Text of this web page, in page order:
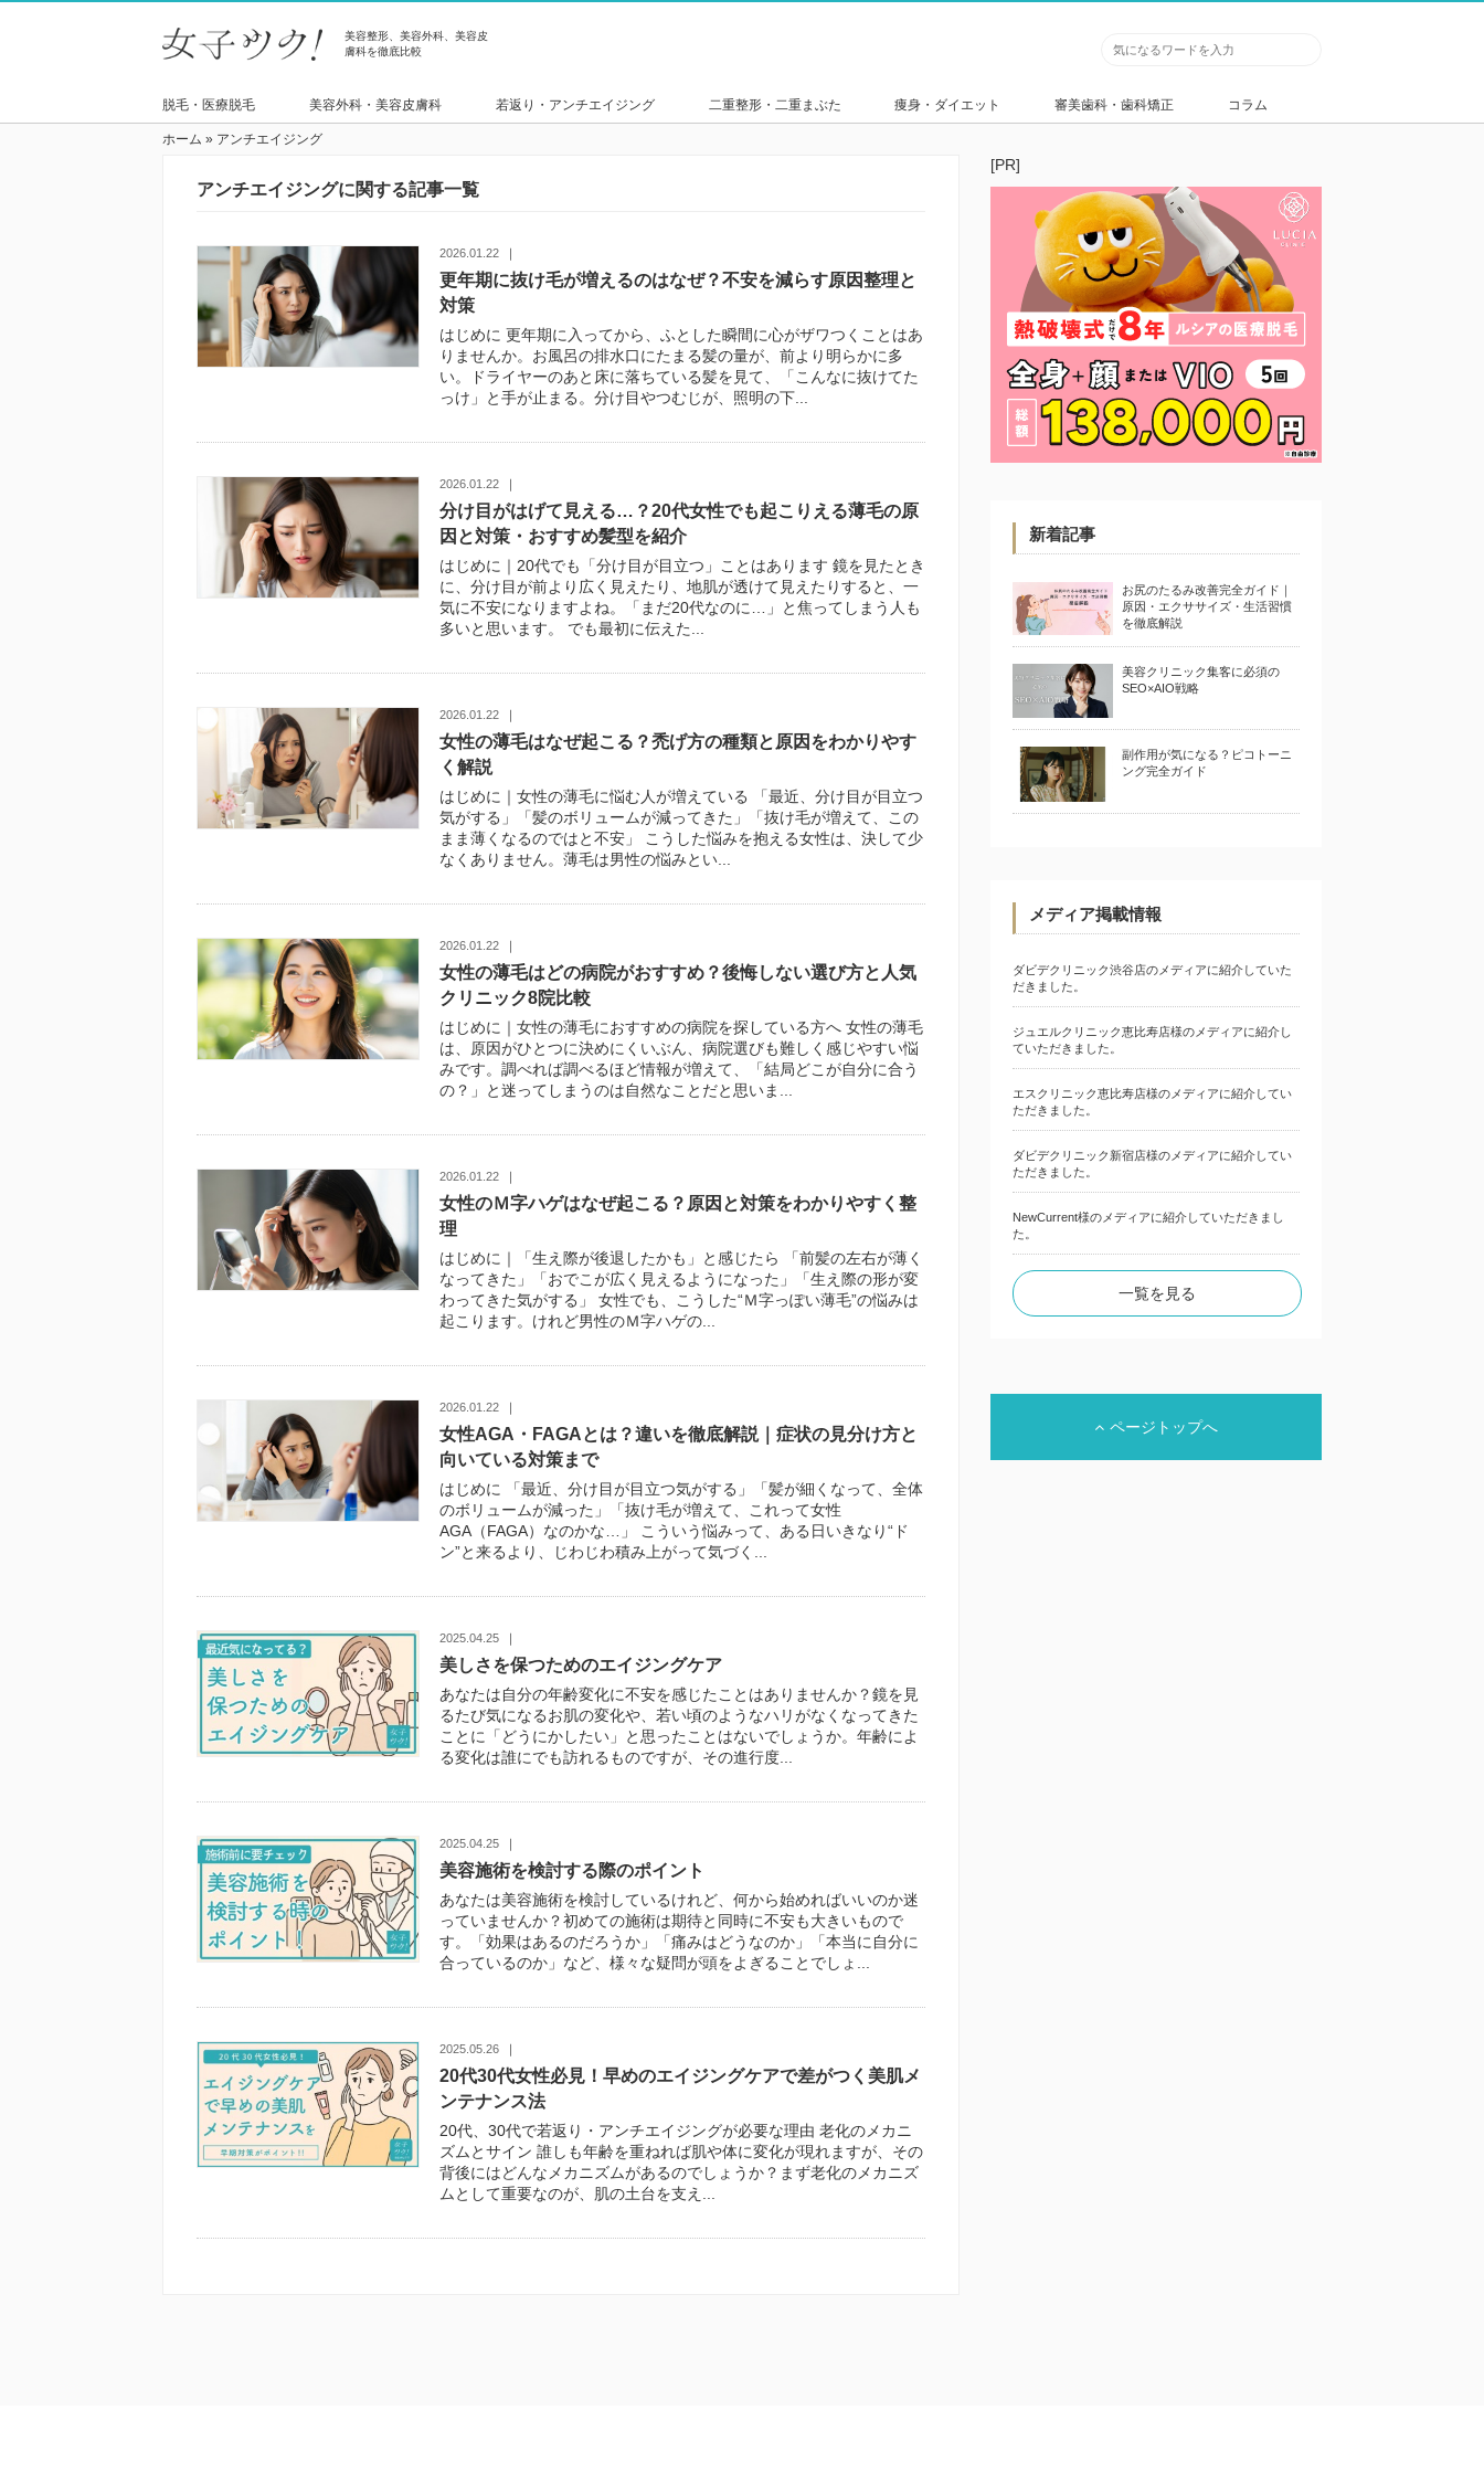
美容整形、美容外科、美容皮
膚科を徹底比較
脱毛・医療脱毛 美容外科・美容皮膚科 若返り・アンチエイジング 二重整形・二重まぶた 痩身・ダイエット 審美歯科・歯科矯正 コラム
ホーム » アンチエイジング
アンチエイジングに関する記事一覧
2026.01.22
更年期に抜け毛が増えるのはなぜ？不安を減らす原因整理と
対策
はじめに 更年期に入ってから、ふとした瞬間に心がザワつくことはあ
りませんか。お風呂の排水口にたまる髪の量が、前より明らかに多
い。ドライヤーのあと床に落ちている髪を見て、「こんなに抜けてた
っけ」と手が止まる。分け目やつむじが、照明の下...
2026.01.22
分け目がはげて見える…？20代女性でも起こりえる薄毛の原
因と対策・おすすめ髪型を紹介
はじめに｜20代でも「分け目が目立つ」ことはあります 鏡を見たとき
に、分け目が前より広く見えたり、地肌が透けて見えたりすると、一
気に不安になりますよね。「まだ20代なのに…」と焦ってしまう人も
多いと思います。 でも最初に伝えた...
2026.01.22
女性の薄毛はなぜ起こる？禿げ方の種類と原因をわかりやす
く解説
はじめに｜女性の薄毛に悩む人が増えている 「最近、分け目が目立つ
気がする」「髪のボリュームが減ってきた」「抜け毛が増えて、この
まま薄くなるのではと不安」 こうした悩みを抱える女性は、決して少
なくありません。薄毛は男性の悩みとい...
2026.01.22
女性の薄毛はどの病院がおすすめ？後悔しない選び方と人気
クリニック8院比較
はじめに｜女性の薄毛におすすめの病院を探している方へ 女性の薄毛
は、原因がひとつに決めにくいぶん、病院選びも難しく感じやすい悩
みです。調べれば調べるほど情報が増えて、「結局どこが自分に合う
の？」と迷ってしまうのは自然なことだと思いま...
2026.01.22
女性のＭ字ハゲはなぜ起こる？原因と対策をわかりやすく整
理
はじめに｜「生え際が後退したかも」と感じたら 「前髪の左右が薄く
なってきた」「おでこが広く見えるようになった」「生え際の形が変
わってきた気がする」 女性でも、こうした“Ｍ字っぽい薄毛”の悩みは
起こります。けれど男性のＭ字ハゲの...
2026.01.22
女性AGA・FAGAとは？違いを徹底解説｜症状の見分け方と
向いている対策まで
はじめに 「最近、分け目が目立つ気がする」「髪が細くなって、全体
のボリュームが減った」「抜け毛が増えて、これって女性
AGA（FAGA）なのかな…」 こういう悩みって、ある日いきなり“ド
ン”と来るより、じわじわ積み上がって気づく...
2025.04.25
美しさを保つためのエイジングケア
あなたは自分の年齢変化に不安を感じたことはありませんか？鏡を見
るたび気になるお肌の変化や、若い頃のようなハリがなくなってきた
ことに「どうにかしたい」と思ったことはないでしょうか。年齢によ
る変化は誰にでも訪れるものですが、その進行度...
2025.04.25
美容施術を検討する際のポイント
あなたは美容施術を検討しているけれど、何から始めればいいのか迷
っていませんか？初めての施術は期待と同時に不安も大きいもので
す。「効果はあるのだろうか」「痛みはどうなのか」「本当に自分に
合っているのか」など、様々な疑問が頭をよぎることでしょ...
2025.05.26
20代30代女性必見！早めのエイジングケアで差がつく美肌メ
ンテナンス法
20代、30代で若返り・アンチエイジングが必要な理由 老化のメカニ
ズムとサイン 誰しも年齢を重ねれば肌や体に変化が現れますが、その
背後にはどんなメカニズムがあるのでしょうか？まず老化のメカニズ
ムとして重要なのが、肌の土台を支え...
[PR]
新着記事
お尻のたるみ改善完全ガイド｜
原因・エクササイズ・生活習慣
を徹底解説
美容クリニック集客に必須の
SEO×AIO戦略
副作用が気になる？ピコトーニ
ング完全ガイド
メディア掲載情報
ダビデクリニック渋谷店のメディアに紹介していた
だきました。
ジュエルクリニック恵比寿店様のメディアに紹介し
ていただきました。
エスクリニック恵比寿店様のメディアに紹介してい
ただきました。
ダビデクリニック新宿店様のメディアに紹介してい
ただきました。
NewCurrent様のメディアに紹介していただきまし
た。
一覧を見る
ページトップへ